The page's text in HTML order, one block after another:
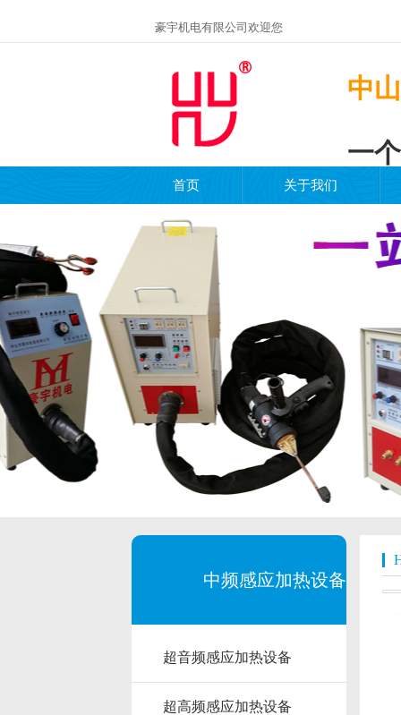
豪宇机电有限公司欢迎您
中
一
首页 关于我们
中频感应加热设备
产品展示
超音频感应加热设备
超高频感应加热设备